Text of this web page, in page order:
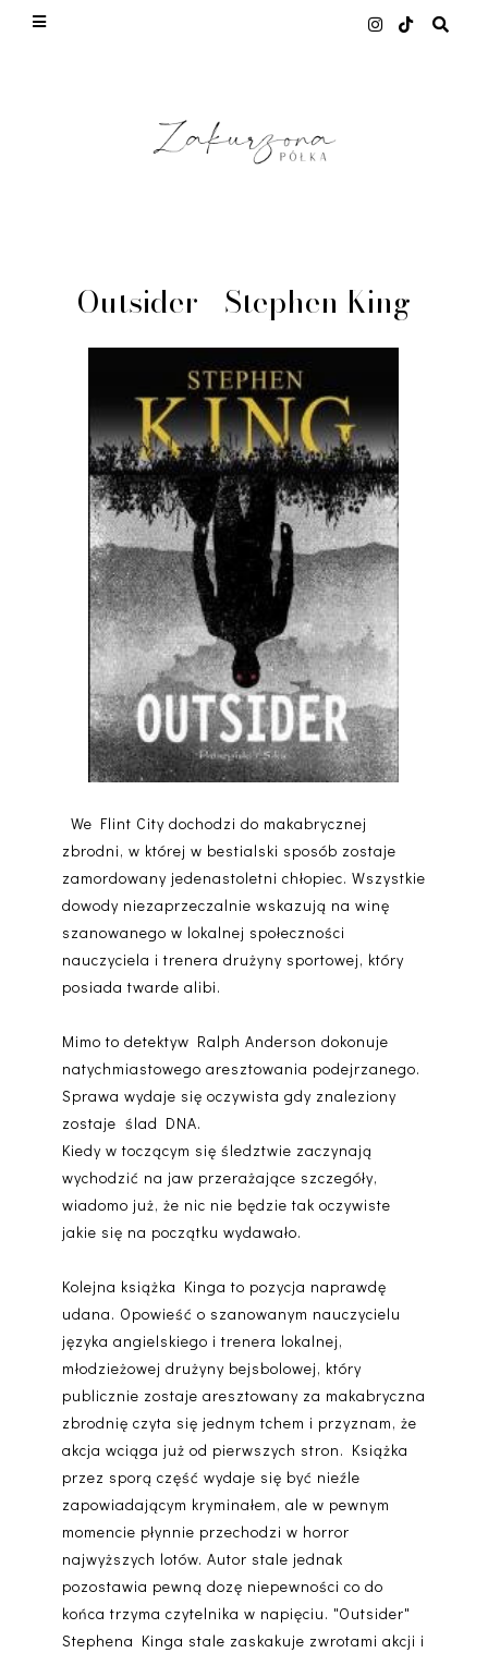
Outsider - Stephen King
We Flint City dochodzi do makabrycznej
zbrodni, w której w bestialski sposób zostaje
zamordowany jedenastoletni chłopiec. Wszystkie
dowody niezaprzeczalnie wskazują na winę
szanowanego w lokalnej społeczności
nauczyciela i trenera drużyny sportowej, który
posiada twarde alibi.
Mimo to detektyw Ralph Anderson dokonuje
natychmiastowego aresztowania podejrzanego.
Sprawa wydaje się oczywista gdy znaleziony
zostaje ślad DNA.
Kiedy w toczącym się śledztwie zaczynają
wychodzić na jaw przerażające szczegóły,
wiadomo już, że nic nie będzie tak oczywiste
jakie się na początku wydawało.
Kolejna książka Kinga to pozycja naprawdę
udana. Opowieść o szanowanym nauczycielu
języka angielskiego i trenera lokalnej,
młodzieżowej drużyny bejsbolowej, który
publicznie zostaje aresztowany za makabryczna
zbrodnię czyta się jednym tchem i przyznam, że
akcja wciąga już od pierwszych stron. Książka
przez sporą część wydaje się być nieźle
zapowiadającym kryminałem, ale w pewnym
momencie płynnie przechodzi w horror
najwyższych lotów. Autor stale jednak
pozostawia pewną dozę niepewności co do
końca trzyma czytelnika w napięciu. "Outsider"
Stephena Kinga stale zaskakuje zwrotami akcji i
This site uses cookies from Google to deliver its
of service, generate usage statistics, and to detect
and address abuse.
LEARN MORE